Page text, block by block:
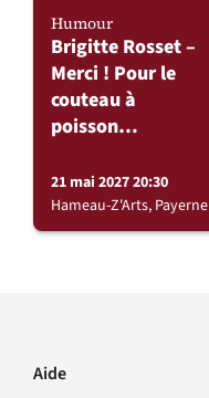
Humour
Brigitte Rosset –
Merci ! Pour le
couteau à
poisson…
21 mai 2027 20:30
Hameau-Z'Arts, Payerne
Aide